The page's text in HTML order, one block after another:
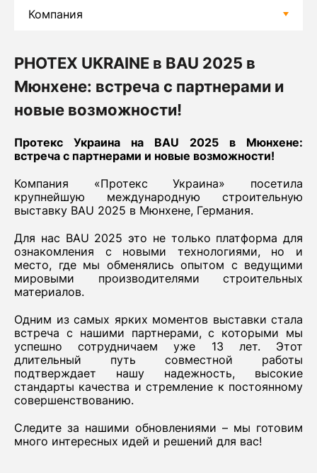
PHOTEX UKRAINE в BAU 2025 в
Мюнхене: встреча с партнерами и
новые возможности!
Протекс Украина на BAU 2025 в Мюнхене:
встреча с партнерами и новые возможности!
Компания «Протекс Украина» посетила
крупнейшую международную строительную
выставку BAU 2025 в Мюнхене, Германия.
Для нас BAU 2025 это не только платформа для
ознакомления с новыми технологиями, но и
место, где мы обменялись опытом с ведущими
мировыми производителями строительных
материалов.
Одним из самых ярких моментов выставки стала
встреча с нашими партнерами, с которыми мы
успешно сотрудничаем уже 13 лет. Этот
длительный путь совместной работы
подтверждает нашу надежность, высокие
стандарты качества и стремление к постоянному
совершенствованию.
Следите за нашими обновлениями – мы готовим
много интересных идей и решений для вас!